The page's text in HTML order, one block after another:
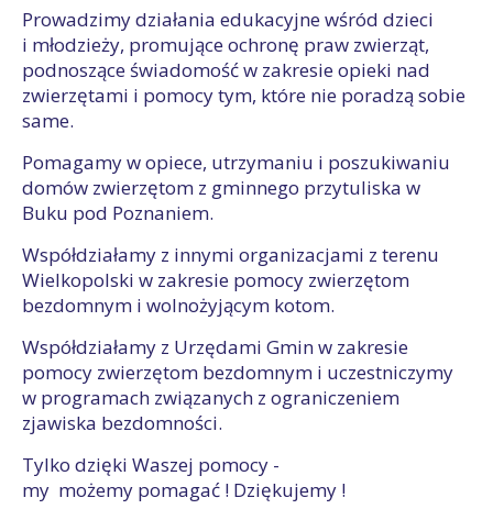
Prowadzimy działania edukacyjne wśród dzieci
i młodzieży, promujące ochronę praw zwierząt,
podnoszące świadomość w zakresie opieki nad
zwierzętami i pomocy tym, które nie poradzą sobie
same.
Pomagamy w opiece, utrzymaniu i poszukiwaniu
domów zwierzętom z gminnego przytuliska w
Buku pod Poznaniem.
Współdziałamy z innymi organizacjami z terenu
Wielkopolski w zakresie pomocy zwierzętom
bezdomnym i wolnożyjącym kotom.
Współdziałamy z Urzędami Gmin w zakresie
pomocy zwierzętom bezdomnym i uczestniczymy
w programach związanych z ograniczeniem
zjawiska bezdomności.
Tylko dzięki Waszej pomocy -
my możemy pomagać ! Dziękujemy !